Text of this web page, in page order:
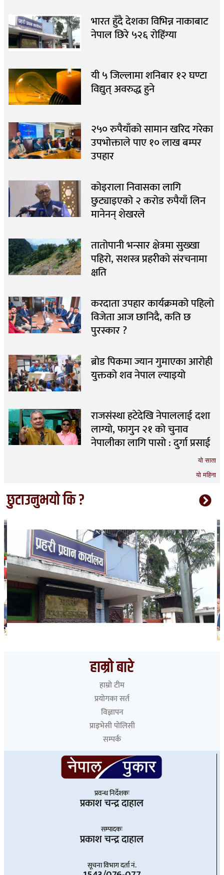
यो साता
यो महिना
भारत हुँदै देशका विभिन्न नाकाबाट
नेपाल छिरे ५२६ रोहिंग्या
यी ५ जिल्लामा शनिबार १२ घण्टा
विद्युत् अवरुद्ध हुने
२५० रुपैयाँको सामान खरिद गरेका
उपभोक्ताले पाए १० लाख बम्पर
उपहार
कोइराला निवासका लागि
छुट्याइएको २ करोड रुपैयाँ लिन
मानेनन् शेखरले
तातोपानी भन्सार क्षेत्रमा सुख्खा
पहिरो, सशस्त्र प्रहरीको संरचनामा
क्षति
करदाता उपहार कार्यक्रमको पहिलो
विजेता आज छानिदै, कति छ
पुरस्कार ?
ब्रोड पिकमा ज्यान गुमाएका आरोही
युक्तको शव नेपाल ल्याइयो
राजसंस्था हटेदेखि नेपाललाई दशा
लाग्यो, फागुन २१ को चुनाव
नेपालीका लागि पासो : दुर्गा प्रसाई
छुटाउनुभयो कि ?
हाम्रो बारे
हाम्रो टीम
प्रयोगका सर्त
विज्ञापन
प्राइभेसी पोलिसी
सम्पर्क
प्रवन्ध निर्देशकः
प्रकाश चन्द्र दाहाल
सम्पादकः
प्रकाश चन्द्र दाहाल
सूचना विभाग दर्ता नं.